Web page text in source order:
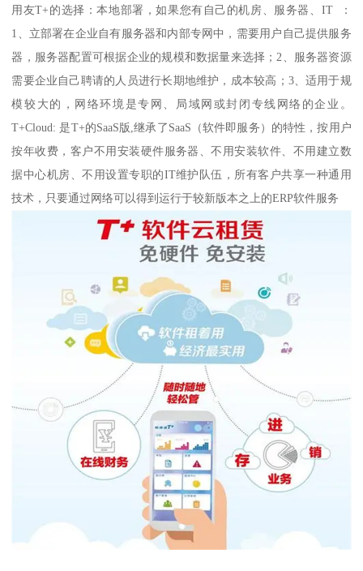
用友T+的选择：本地部署，如果您有自己的机房、服务器、IT ：
1、立部署在企业自有服务器和内部专网中，需要用户自己提供服务
器，服务器配置可根据企业的规模和数据量来选择；2、服务器资源
需要企业自己聘请的人员进行长期地维护，成本较高；3、适用于规
模较大的，网络环境是专网、局域网或封闭专线网络的企业。
T+Cloud: 是T+的SaaS版,继承了SaaS（软件即服务）的特性，按用户
按年收费，客户不用安装硬件服务器、不用安装软件、不用建立数
据中心机房、不用设置专职的IT维护队伍，所有客户共享一种通用
技术，只要通过网络可以得到运行于较新版本之上的ERP软件服务